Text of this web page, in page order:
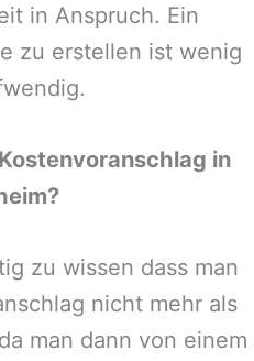
in Anspruch. Ein
zu erstellen ist wenig
in
?
zu wissen dass man
nicht mehr als
man dann von einem